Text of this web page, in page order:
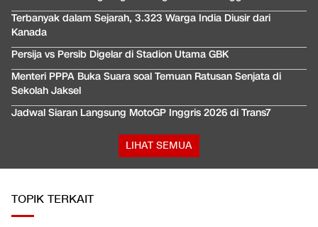
Terbanyak dalam Sejarah, 3.323 Warga India Diusir dari
Kanada
Persija vs Persib Digelar di Stadion Utama GBK
Menteri PPPA Buka Suara soal Temuan Ratusan Senjata di
Sekolah Jaksel
Jadwal Siaran Langsung MotoGP Inggris 2026 di Trans7
LIHAT SEMUA
TOPIK TERKAIT